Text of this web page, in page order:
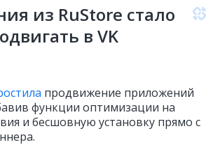
из RuStore стало
в VK
продвижение приложений
функции оптимизации на
и бесшовную установку прямо с